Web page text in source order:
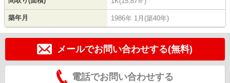
築年月 1986年 1月(築40年)
メールでお問い合わせする(無料)
電話でお問い合わせする